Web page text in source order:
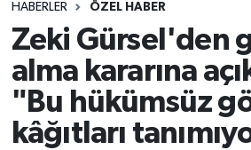
HABERLER ÖZEL HABER
Zeki Gürsel'den
alma kararına
"Bu hükümsüz
kâğıtları
Süper Lig Puan Durumu ve
Tüm Manşetler
Son Dakika Haberleri